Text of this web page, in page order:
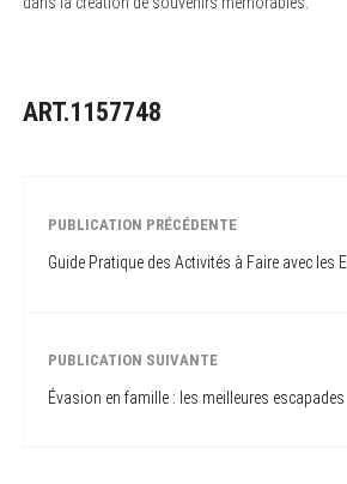
ART.1157748
PUBLICATION PRÉCÉDENTE
Guide Pratique des Activités à Faire avec les
PUBLICATION SUIVANTE
Évasion en famille : les meilleures escapades